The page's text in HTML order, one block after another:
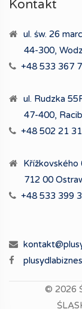
Kontakt
ul. św. 26
44-300,
+48 533 367
ul. Rudzka
47-400,
+48 502 21
712 00
+48 533 399
© 2026